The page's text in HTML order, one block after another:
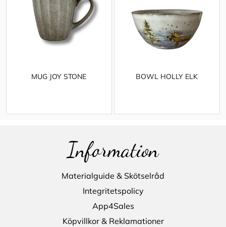
MUG JOY STONE BOWL HOLLY ELK
Information
Materialguide & Skötselråd
Integritetspolicy
App4Sales
Köpvillkor & Reklamationer